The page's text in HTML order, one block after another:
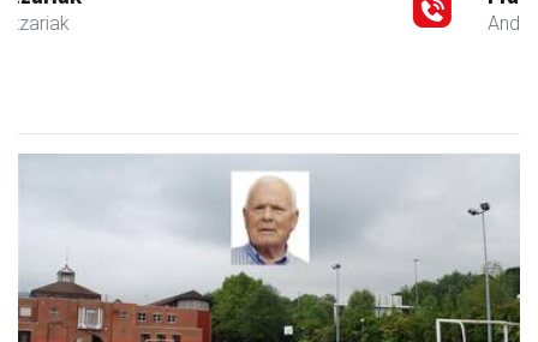
Andoain